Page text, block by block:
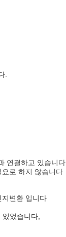
.
연결하고 있습니다
로 하지 않습니다
변환 입니다
었습니다,